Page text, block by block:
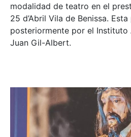
modalidad de teatro en el
25 d’Abril Vila de Benissa.
posteriormente por el Instituto
Juan Gil-Albert.